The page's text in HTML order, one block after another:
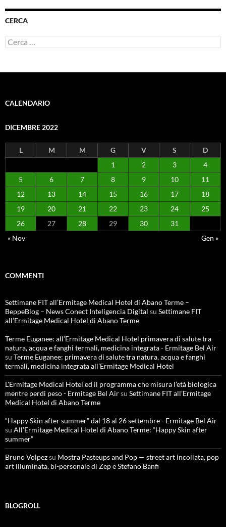
CERCA
Ricerca
per:
CALENDARIO
DICEMBRE 2022
L M M G V S
D
1
2 3
4
5
6 7 8 9 10
11
12
13 14 15 16 17
18
19
20 21 22 23 24
25
26
27 28 29 30
31
« Nov
Gen »
COMMENTI
Settimane FIT all’Ermitage Medical Hotel di Abano Terme –
BeppeBlog – News Conect Inteligencia Digital su Settimane FIT
all’Ermitage Medical Hotel di Abano Terme
Terme Euganee: all’Ermitage Medical Hotel primavera di salute tra
natura, acqua e fanghi termali, medicina integrata - Ermitage Bel Air
su Terme Euganee: primavera di salute tra natura, acqua e fanghi
termali, medicina integrata all’Ermitage Medical Hotel
L'Ermitage Medical Hotel ed il programma che misura l’età biologica
mentre perdi peso - Ermitage Bel Airsu Settimane FIT all’Ermitage
Medical Hotel di Abano Terme
“Happy Skin after summer” dal 18 al 26 settembre - Ermitage Bel Air
su All’Ermitage Medical Hotel di Abano Terme: “Happy Skin after
summer”
Bruno Volpezsu Mostra Pasteups and Pop — street art incollata, pop
art illuminata, bi-personale di Zep e Stefano Banfi
BLOGROLL